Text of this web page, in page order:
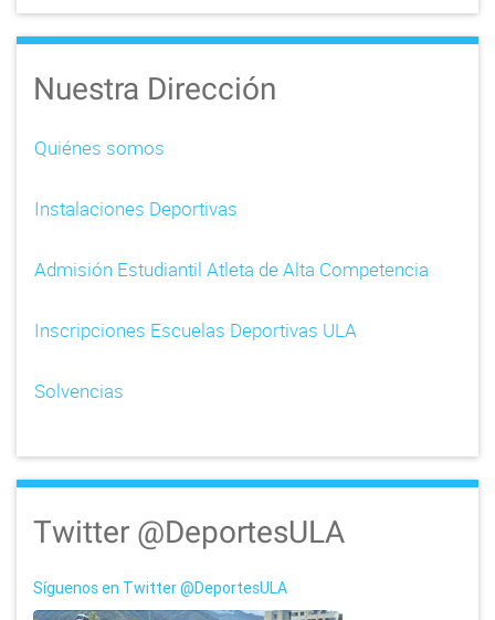
Nuestra Dirección
Quiénes somos
Instalaciones Deportivas
Admisión Estudiantil Atleta de Alta Competencia
Inscripciones Escuelas Deportivas ULA
Solvencias
Twitter @DeportesULA
Síguenos en Twitter @DeportesULA